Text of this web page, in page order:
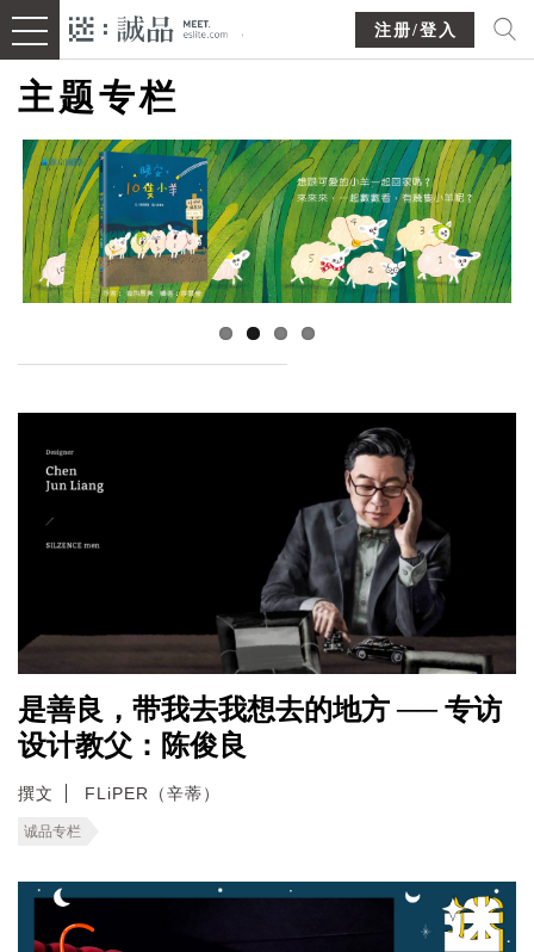
注册/登入
主题专栏
是善良，带我去我想去的地方 ── 专访
设计教父：陈俊良
撰文 FLiPER（辛蒂）
诚品专栏